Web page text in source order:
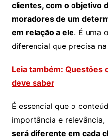
clientes, com o objetivo
moradores de um
em relação a ele. É uma
diferencial que precisa
Leia também: Questões
deve saber
É essencial que o
importância e relevância,
será diferente em cada